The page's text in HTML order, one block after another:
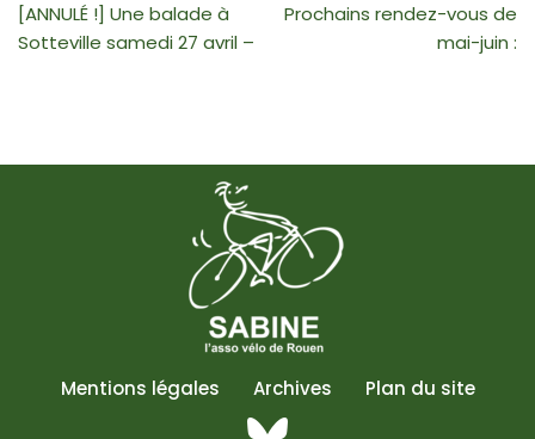
[ANNULÉ !] Une balade à
Sotteville samedi 27 avril –
Prochains rendez-vous de
mai-juin :
Mentions légales Archives Plan du site